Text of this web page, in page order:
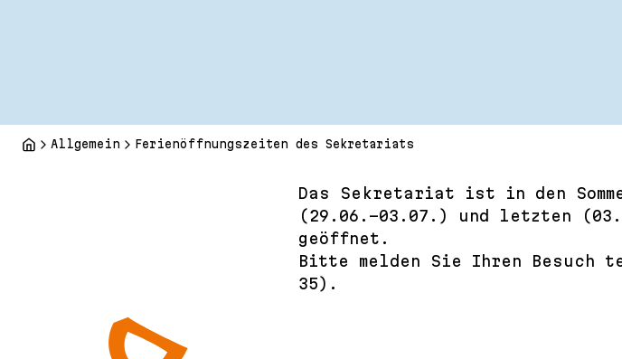
Allgemein Ferienöffnungszeiten des Sekretariats
Das Sekretariat ist in den
(29.06.-03.07.) und letzten
geöffnet.
Bitte melden Sie Ihren Besuch
35).